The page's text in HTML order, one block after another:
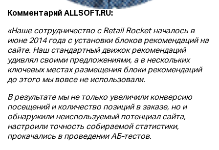
Комментарий ALLSOFT.RU:
«Наше сотрудничество с Retail Rocket началось в
июне 2014 года с установки блоков рекомендаций на
сайте. Наш стандартный движок рекомендаций
удивлял своими предложениями, а в нескольких
ключевых местах размещения блоки рекомендаций
до этого мы вовсе не использовали.
В результате мы не только увеличили конверсию
посещений и количество позиций в заказе, но и
обнаружили неиспользуемый потенциал сайта,
настроили точность собираемой статистики,
прокачались в проведении АБ-тестов.